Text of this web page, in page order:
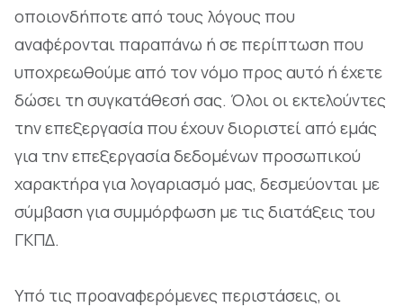
οποιονδήποτε από τους λόγους που
αναφέρονται παραπάνω ή σε περίπτωση που
υποχρεωθούμε από τον νόμο προς αυτό ή έχετε
δώσει τη συγκατάθεσή σας. Όλοι οι εκτελούντες
την επεξεργασία που έχουν διοριστεί από εμάς
για την επεξεργασία δεδομένων προσωπικού
χαρακτήρα για λογαριασμό μας, δεσμεύονται με
σύμβαση για συμμόρφωση με τις διατάξεις του
ΓΚΠΔ.
Υπό τις προαναφερόμενες περιστάσεις, οι